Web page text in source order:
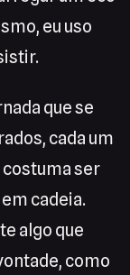
eu uso
que se
cada um
ser
cadeia.
algo que
como